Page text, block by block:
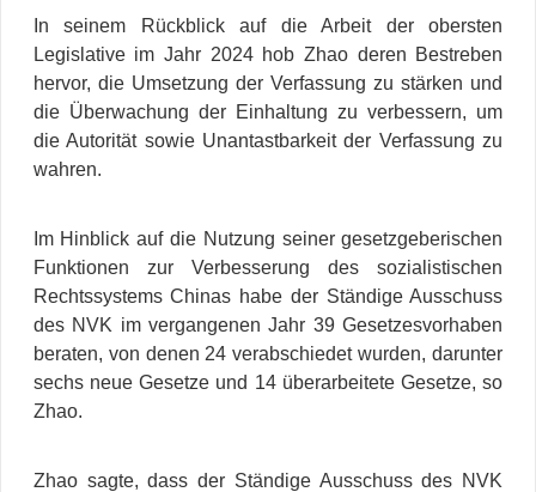
In seinem Rückblick auf die Arbeit der obersten
Legislative im Jahr 2024 hob Zhao deren Bestreben
hervor, die Umsetzung der Verfassung zu stärken und
die Überwachung der Einhaltung zu verbessern, um
die Autorität sowie Unantastbarkeit der Verfassung zu
wahren.
Im Hinblick auf die Nutzung seiner gesetzgeberischen
Funktionen zur Verbesserung des sozialistischen
Rechtssystems Chinas habe der Ständige Ausschuss
des NVK im vergangenen Jahr 39 Gesetzesvorhaben
beraten, von denen 24 verabschiedet wurden, darunter
sechs neue Gesetze und 14 überarbeitete Gesetze, so
Zhao.
Zhao sagte, dass der Ständige Ausschuss des NVK